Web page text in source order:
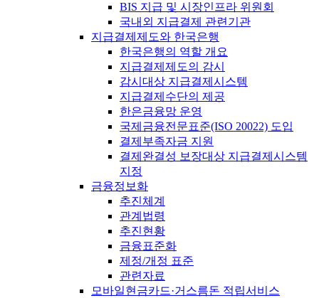
BIS 지급 및 시장인프라 위원회
국내외 지급결제 관련기관
지급결제제도와 한국은행
한국은행의 역할 개요
지급결제제도의 감시
감시대상 지급결제시스템
지급결제수단의 제공
한은금융망 운영
국제금융전문표준(ISO 20022) 도입
결제부족자금 지원
결제완결성 보장대상 지급결제시스템
지정
금융정보화
추진체계
관계법령
추진현황
금융표준화
제정/개정 표준
관련자료
모바일현금카드·거스름돈 적립서비스